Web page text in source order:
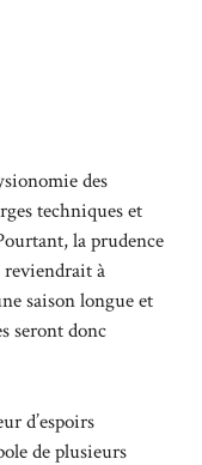
des
techniques et
la prudence
reviendrait à
saison longue et
seront donc
d’espoirs
de plusieurs